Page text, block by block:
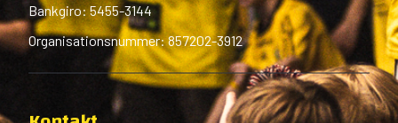
Bankgiro: 5455-3144
Organisationsnummer: 857202-3912